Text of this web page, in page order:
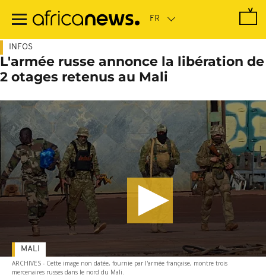
contenu
INFOS
L'armée russe annonce la libération de
2 otages retenus au Mali
ARCHIVES - Cette image non datée, fournie par l'armée française, montre trois
mercenaires russes dans le nord du Mali.
MALI